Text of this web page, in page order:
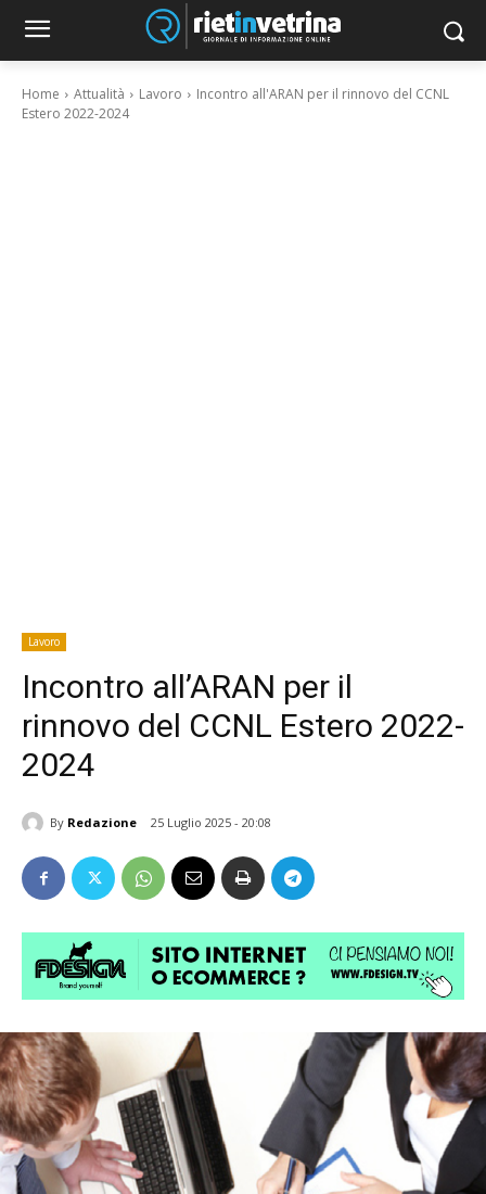
Home Attualità Lavoro
Incontro all'ARAN per il rinnovo del CCNL
Estero 2022-2024
Lavoro
Incontro all’ARAN per il
rinnovo del CCNL Estero 2022-
2024
By Redazione 25 Luglio 2025 - 20:08